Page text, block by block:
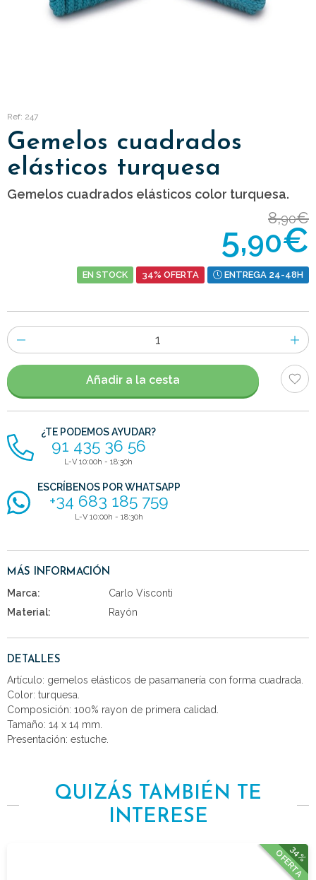
Ref: 247
Gemelos cuadrados
elásticos turquesa
Gemelos cuadrados elásticos color turquesa.
8,90€
5,90€
EN STOCK 34% OFERTA ENTREGA 24-48H
Número
de
artículos
Añadir a la cesta
¿TE PODEMOS AYUDAR?
91 435 36 56
L-V 10:00h - 18:30h
ESCRÍBENOS POR WHATSAPP
+34 683 185 759
L-V 10:00h - 18:30h
MÁS INFORMACIÓN
Marca:
Carlo Visconti
Material:
Rayón
DETALLES
Artículo: gemelos elásticos de pasamanería con forma cuadrada.
Color: turquesa.
Composición: 100% rayon de primera calidad.
Tamaño: 14 x 14 mm.
Presentación: estuche.
QUIZÁS TAMBIÉN TE
INTERESE
34%
OFERTA